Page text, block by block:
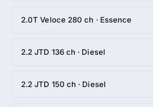
2.0T Veloce 280 ch · Essence
2.2 JTD 136 ch · Diesel
2.2 JTD 150 ch · Diesel